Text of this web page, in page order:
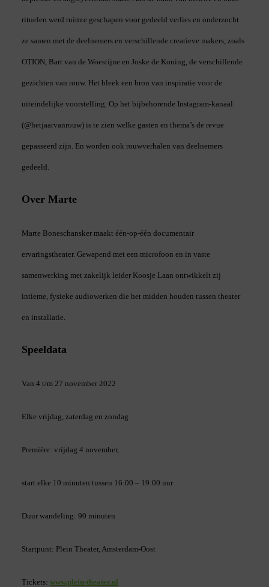
rituelen werd ruimte geschapen voor gedeeld verlies en onderzocht
ze samen met de deelnemers en verschillende creatieve makers, zoals
OTION, Bart van de Woestijne en Joske de Koning, de verschillende
gezichten van rouw. Het bleek een bron van inspiratie voor de
uiteindelijke voorstelling. Op het bijbehorende Instagram-kanaal
(@hetjaarvanrouw) is te zien welke gasten en thema’s de revue
gepasseerd zijn. En worden ook rouwverhalen van deelnemers
gedeeld.
Over Marte
Marte Boneschansker maakt één-op-één documentair
ervaringstheater. Gewapend met een microfoon en in vaste
samenwerking met zakelijk leider Koosje Laan ontwikkelt zij
intieme, fysieke audiowerken die het midden houden tussen theater
en installatie.
Speeldata
Van 4 t/m 27 november 2022
Elke vrijdag, zaterdag en zondag
Première: vrijdag 4 november,
start elke 10 minuten tussen 16:00 – 19:00 uur
Duur wandeling: 90 minuten
Startpunt: Plein Theater, Amsterdam-Oost
Tickets: www.plein-theater.nl